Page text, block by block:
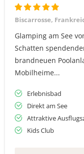
Biscarrosse,
Glamping am See
Schatten
brandneuen
Mobilheime...
Erlebnisbad
Direkt am See
Attraktive
Kids Club